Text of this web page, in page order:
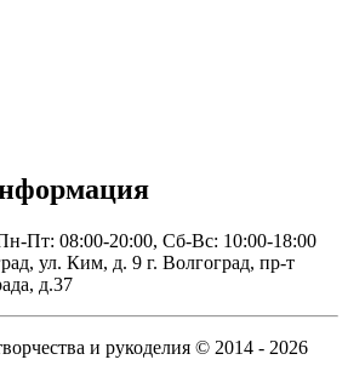
Пт: 08:00-20:00, Сб-Вс: 10:00-18:00
ул. Ким, д. 9 г. Волгоград, пр-т
д.37
и рукоделия © 2014 - 2026